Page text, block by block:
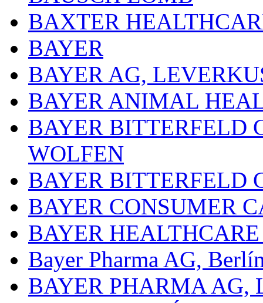
BAXTER
BAYER
BAYER AG,
BAYER ANIMAL
BAYER BITTERFELD
WOLFEN
BAYER BITTERFELD
BAYER CONSUMER
BAYER
Bayer Pharma AG,
BAYER PHARMA AG,